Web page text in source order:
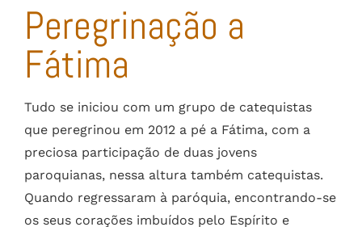
Peregrinação a
Fátima
Tudo se iniciou com um grupo de catequistas
que peregrinou em 2012 a pé a Fátima, com a
preciosa participação de duas jovens
paroquianas, nessa altura também catequistas.
Quando regressaram à paróquia, encontrando-se
os seus corações imbuídos pelo Espírito e